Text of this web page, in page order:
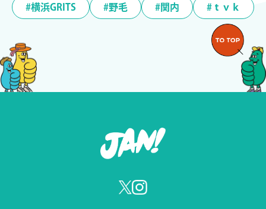
#横浜GRITS #野毛 #関内 #ｔｖｋ